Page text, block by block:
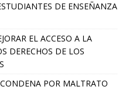
DE ENSEÑANZA
EL ACCESO A LA
DERECHOS DE LOS
POR MALTRATO